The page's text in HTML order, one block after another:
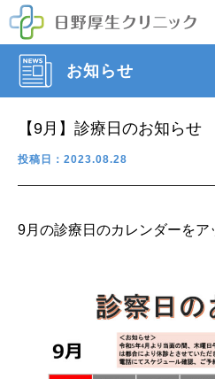
お知らせ
【9月】診療日のお知らせ
投稿日：2023.08.28
9月の診療日のカレンダーをア